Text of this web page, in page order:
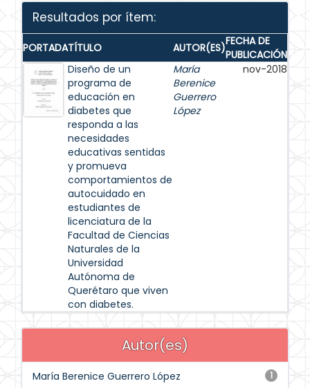
Resultados por ítem:
PORTADATÍTULO AUTOR(ES)FECHA DE
PUBLICACIÓN
Diseño de un
programa de
educación en
diabetes que
responda a las
necesidades
educativas sentidas
y promueva
comportamientos de
autocuidado en
estudiantes de
licenciatura de la
Facultad de Ciencias
Naturales de la
Universidad
Autónoma de
Querétaro que viven
con diabetes.
María
Berenice
Guerrero
López
nov-2018
Autor(es)
1
María Berenice Guerrero López